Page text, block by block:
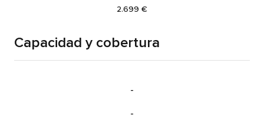
Current Price:
2.699 €
Capacidad y cobertura
-
-